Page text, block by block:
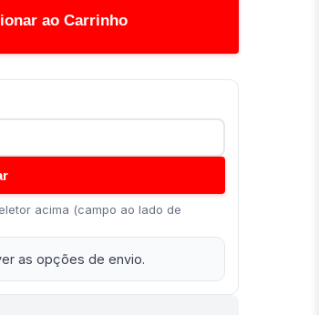
ao Carrinho
acima (campo ao lado de
as opções de envio.